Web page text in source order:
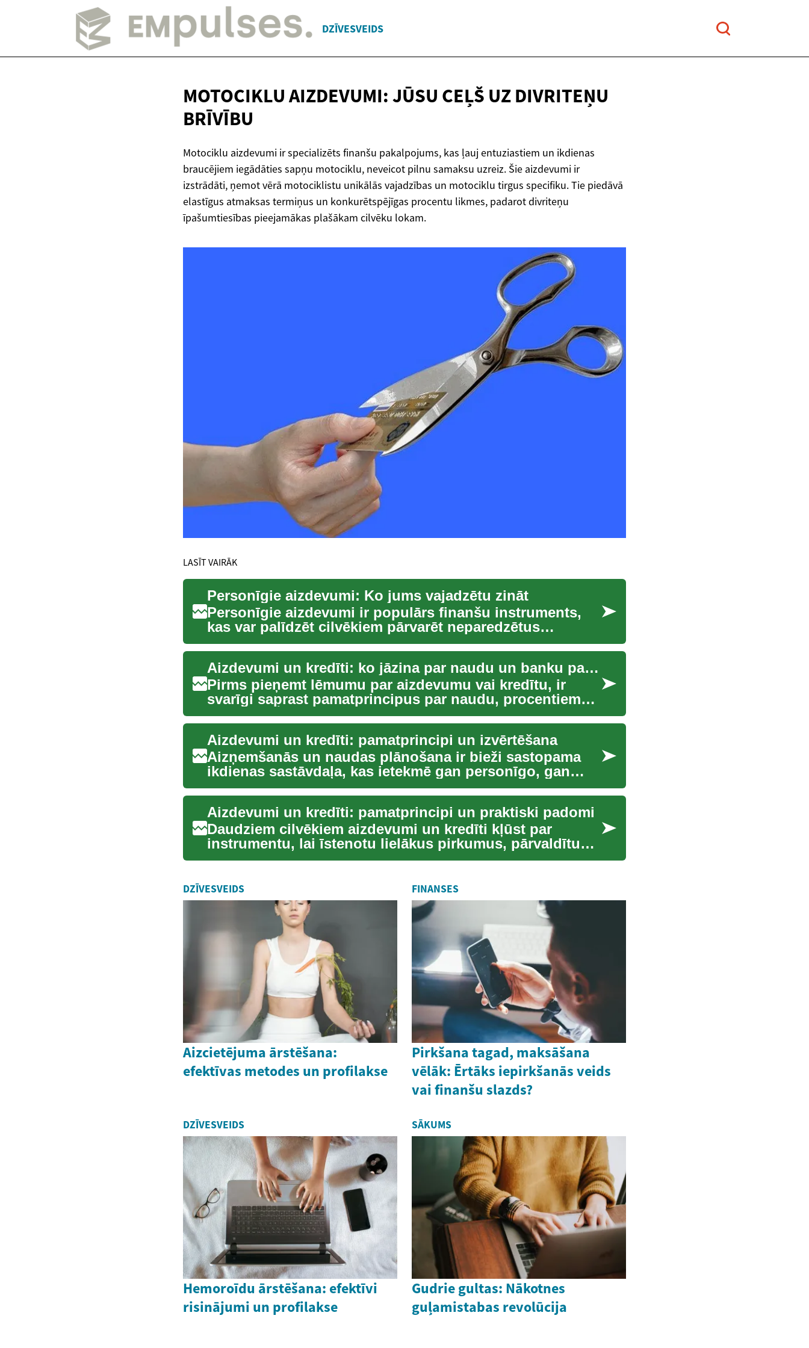
DZĪVESVEIDS
MOTOCIKLU AIZDEVUMI: JŪSU CEĻŠ UZ DIVRITEŅU
BRĪVĪBU
Motociklu aizdevumi ir specializēts finanšu pakalpojums, kas ļauj entuziastiem un ikdienas
braucējiem iegādāties sapņu motociklu, neveicot pilnu samaksu uzreiz. Šie aizdevumi ir
izstrādāti, ņemot vērā motociklistu unikālās vajadzības un motociklu tirgus specifiku. Tie piedāvā
elastīgus atmaksas termiņus un konkurētspējīgas procentu likmes, padarot divriteņu
īpašumtiesības pieejamākas plašākam cilvēku lokam.
LASĪT VAIRĀK
Personīgie aizdevumi: Ko jums vajadzētu zināt
Personīgie aizdevumi ir populārs finanšu instruments,
kas var palīdzēt cilvēkiem pārvarēt neparedzētus
izdevumus vai ...
Aizdevumi un kredīti: ko jāzina par naudu un banku pakalpojumiem
Pirms pieņemt lēmumu par aizdevumu vai kredītu, ir
svarīgi saprast pamatprincipus par naudu, procentiem
un risku. Šis...
Aizdevumi un kredīti: pamatprincipi un izvērtēšana
Aizņemšanās un naudas plānošana ir bieži sastopama
ikdienas sastāvdaļa, kas ietekmē gan personīgo, gan
uzņēmējdarbība...
Aizdevumi un kredīti: pamatprincipi un praktiski padomi
Daudziem cilvēkiem aizdevumi un kredīti kļūst par
instrumentu, lai īstenotu lielākus pirkumus, pārvaldītu
īslaicīgas ...
DZĪVESVEIDS
Aizcietējuma ārstēšana:
efektīvas metodes un profilakse
FINANSES
Pirkšana tagad, maksāšana
vēlāk: Ērtāks iepirkšanās veids
vai finanšu slazds?
DZĪVESVEIDS
Hemoroīdu ārstēšana: efektīvi
risinājumi un profilakse
SĀKUMS
Gudrie gultas: Nākotnes
guļamistabas revolūcija